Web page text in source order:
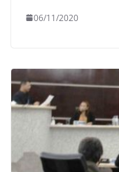
06/11/2020